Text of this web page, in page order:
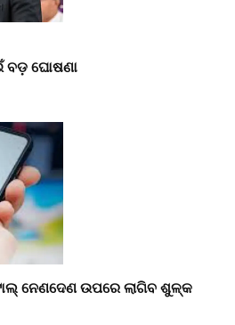
ବଡ଼ ଘୋଷଣା
ନେଣଦେଣ ଉପରେ ଲାଗିବ ଶୁଳ୍କ